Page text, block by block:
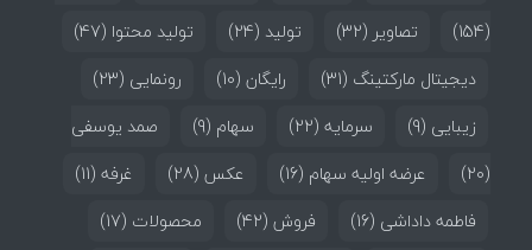
(154)
تصاویر (32) تولید (24) تولید محتوا (47)
دیجیتال مارکتینگ (31) رایگان (10) رونمایی (23)
زیبایی (9) سرمایه (22) سهام (9)
صمد یوسفی
(20)
عرضه اولیه سهام (16) عکس (28) غرفه (11)
فاطمه داداشی (16) فروش (42) محصولات (17)